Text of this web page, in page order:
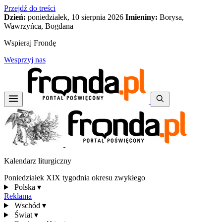
Przejdź do treści
Dzień: poniedziałek, 10 sierpnia 2026 Imieniny: Borysa,
Wawrzyńca, Bogdana
Wspieraj Frondę
Wesprzyj nas
Kalendarz liturgiczny
Poniedziałek XIX tygodnia okresu zwykłego
Polska ▾
Reklama
Wschód ▾
Świat ▾